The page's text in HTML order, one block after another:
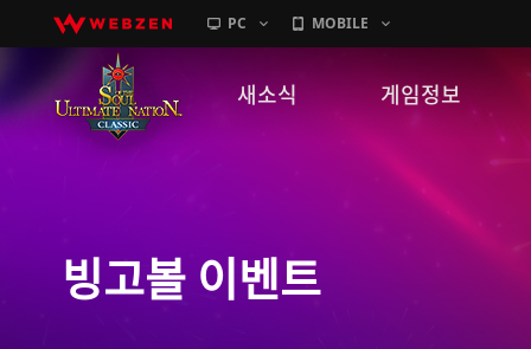
PC MOBILE
새소식
GM노트
이벤트
게임정보
세계관
캐릭터소개
빙고볼 이벤트